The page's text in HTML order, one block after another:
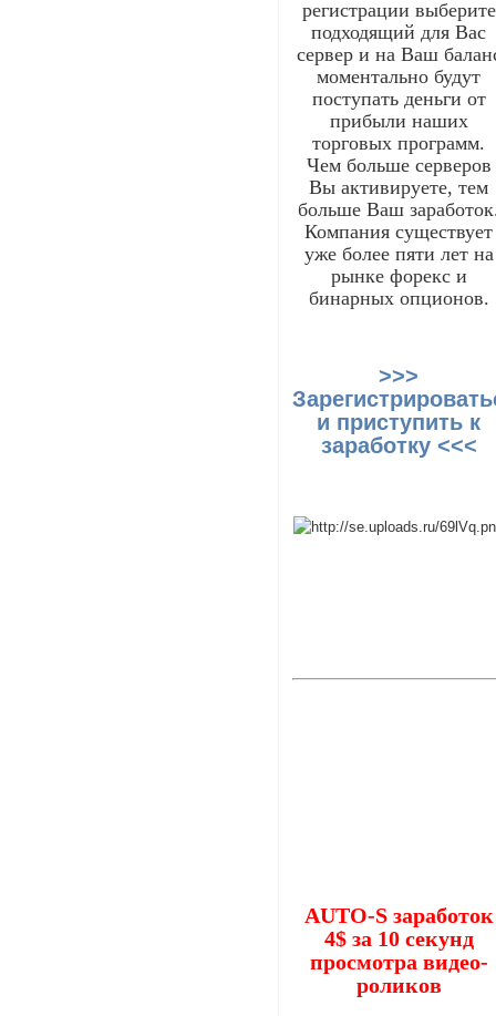
регистрации выберите
подходящий для Вас
сервер и на Ваш
моментально будут
поступать деньги от
прибыли наших
торговых программ.
Чем больше серверов
Вы активируете, тем
больше Ваш
Компания существует
уже более пяти лет на
рынке форекс и
бинарных опционов.
>>>
и приступить к
заработку <<<
AUTO-S заработок
4$ за 10 секунд
просмотра видео-
роликов